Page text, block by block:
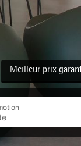
Meilleur prix